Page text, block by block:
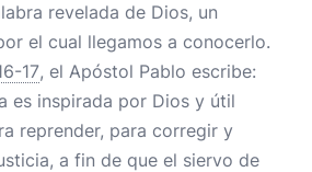
revelada de Dios, un
el cual llegamos a conocerlo.
17, el Apóstol Pablo escribe:
es inspirada por Dios y útil
reprender, para corregir y
a fin de que el siervo de